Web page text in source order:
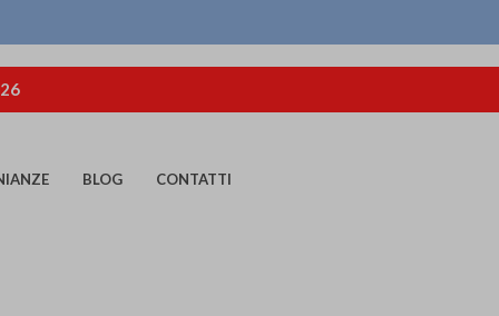
BLOG CONTATTI